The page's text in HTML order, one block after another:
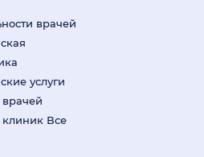
врачей
услуги
Все